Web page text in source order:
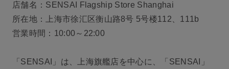
店舗名：SENSAI Flagship Store Shanghai
所在地：上海市徐汇区衡山路8号 5号楼112、111b
営業時間：10:00～22:00
「SENSAI」は、上海旗艦店を中心に、「SENSAI」